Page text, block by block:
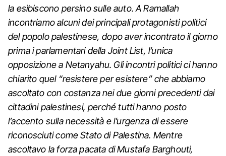
la esibiscono persino sulle auto. A Ramallah
incontriamo alcuni dei principali protagonisti politici
del popolo palestinese, dopo aver incontrato il giorno
prima i parlamentari della Joint List, l’unica
opposizione a Netanyahu. Gli incontri politici ci hanno
chiarito quel “resistere per esistere” che abbiamo
ascoltato con costanza nei due giorni precedenti dai
cittadini palestinesi, perché tutti hanno posto
l’accento sulla necessità e l’urgenza di essere
riconosciuti come Stato di Palestina. Mentre
ascoltavo la forza pacata di Mustafa Barghouti,